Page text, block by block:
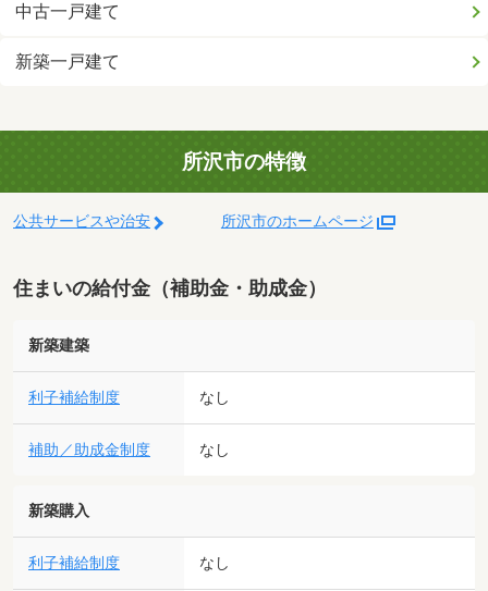
中古一戸建て
新築一戸建て
所沢市の特徴
公共サービスや治安 所沢市のホームページ
住まいの給付金（補助金・助成金）
新築建築
利子補給制度 なし
補助／助成金制度 なし
新築購入
利子補給制度 なし